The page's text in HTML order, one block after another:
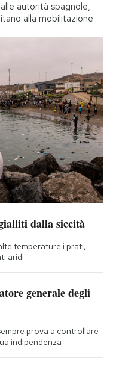
autorità spagnole,
alla mobilitazione
dalla siccità
temperature i prati,
aridi
generale degli
prova a controllare
indipendenza